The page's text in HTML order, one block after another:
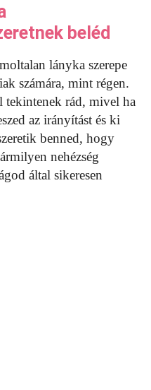
beléd
lányka szerepe
számára, mint régen.
tekintenek rád, mivel ha
az irányítást és ki
benned, hogy
nehézség
által sikeresen